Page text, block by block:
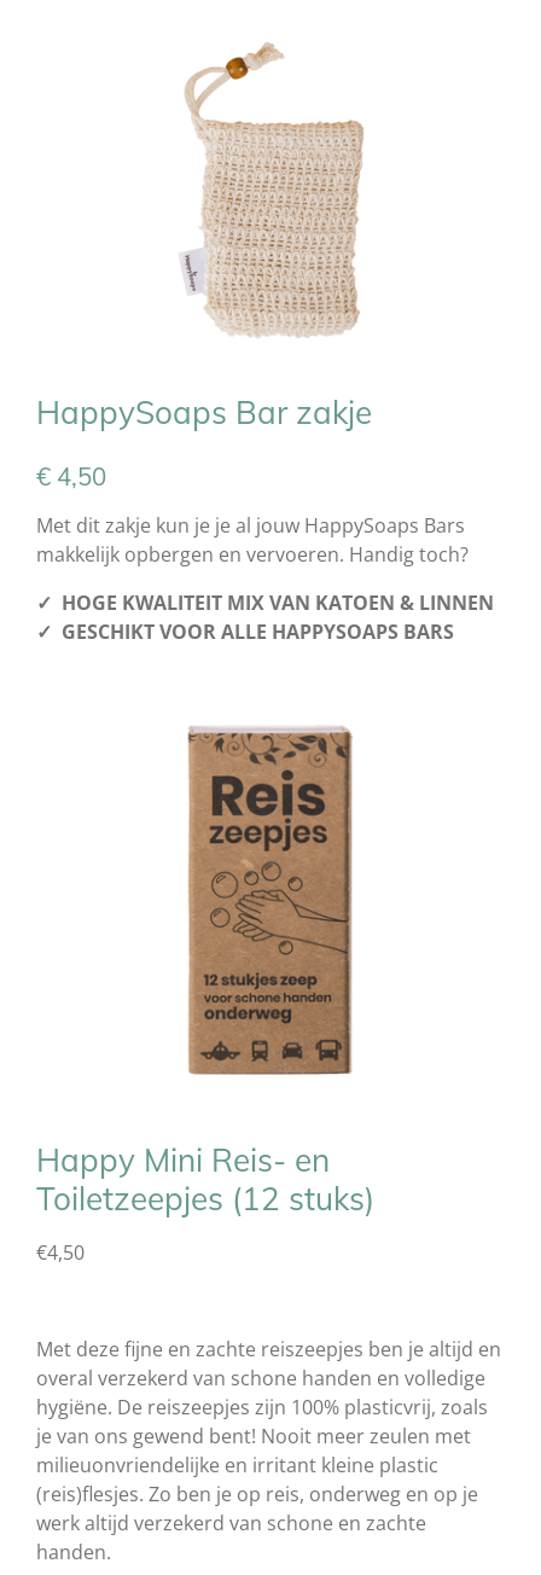
HappySoaps Bar zakje
€ 4,50
Met dit zakje kun je je al jouw HappySoaps Bars
makkelijk opbergen en vervoeren. Handig toch?
✓ HOGE KWALITEIT MIX VAN KATOEN & LINNEN
✓ GESCHIKT VOOR ALLE HAPPYSOAPS BARS
Happy Mini Reis- en
Toiletzeepjes (12 stuks)
€4,50
Met deze fijne en zachte reiszeepjes ben je altijd en
overal verzekerd van schone handen en volledige
hygiëne. De reiszeepjes zijn 100% plasticvrij, zoals
je van ons gewend bent! Nooit meer zeulen met
milieuonvriendelijke en irritant kleine plastic
(reis)flesjes. Zo ben je op reis, onderweg en op je
werk altijd verzekerd van schone en zachte
handen.